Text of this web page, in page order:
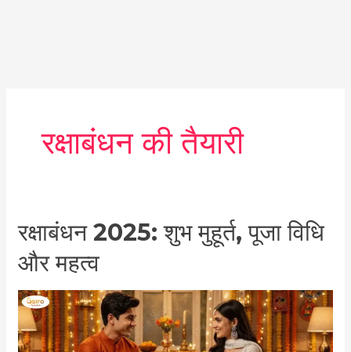
रक्षाबंधन की तैयारी
रक्षाबंधन 2025: शुभ मुहूर्त, पूजा विधि
और महत्व
रक्षाबंधन
2025:
शुभ
पूजा
विधि
और